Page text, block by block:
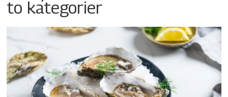
to kategorier